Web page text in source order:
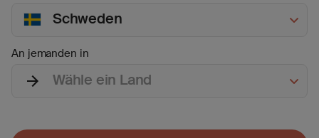
Schweden
An jemanden in
Wähle ein Land